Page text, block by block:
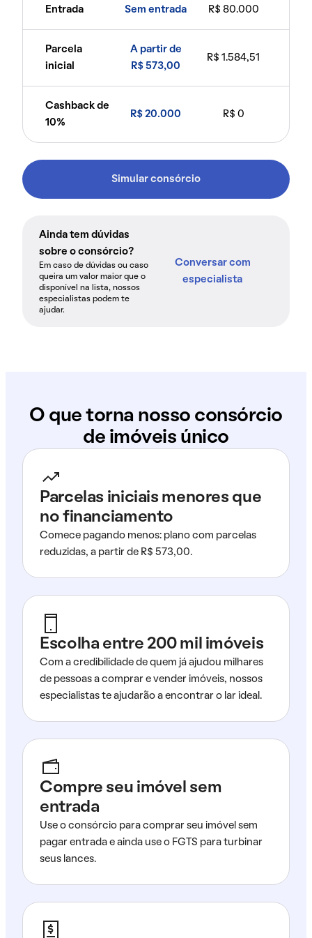
Entrada Sem entrada R$ 80.000
Parcela
inicial
A partir de
R$ 573,00
R$ 1.584,51
Cashback de
10%
R$ 20.000 R$ 0
Simular consórcio
Ainda tem dúvidas
sobre o consórcio?
Em caso de dúvidas ou caso
queira um valor maior que o
disponível na lista, nossos
especialistas podem te
ajudar.
Conversar com
especialista
O que torna nosso consórcio
de imóveis único
Parcelas iniciais menores que
no financiamento
Comece pagando menos: plano com parcelas
reduzidas, a partir de R$ 573,00.
Escolha entre 200 mil imóveis
Com a credibilidade de quem já ajudou milhares
de pessoas a comprar e vender imóveis, nossos
especialistas te ajudarão a encontrar o lar ideal.
Compre seu imóvel sem
entrada
Use o consórcio para comprar seu imóvel sem
pagar entrada e ainda use o FGTS para turbinar
seus lances.